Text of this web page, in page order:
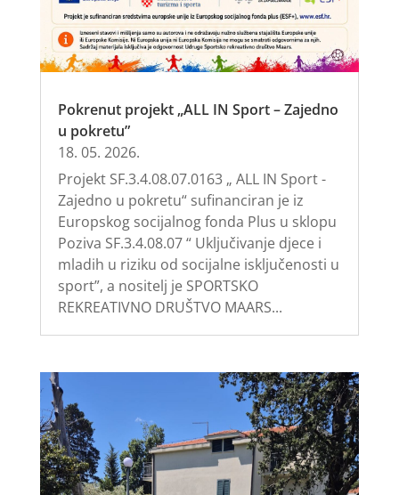
Pokrenut projekt „ALL IN Sport – Zajedno
u pokretu”
18. 05. 2026.
Projekt SF.3.4.08.07.0163 „ ALL IN Sport -
Zajedno u pokretu“ sufinanciran je iz
Europskog socijalnog fonda Plus u sklopu
Poziva SF.3.4.08.07 “ Uključivanje djece i
mladih u riziku od socijalne isključenosti u
sport”, a nositelj je SPORTSKO
REKREATIVNO DRUŠTVO MAARS...